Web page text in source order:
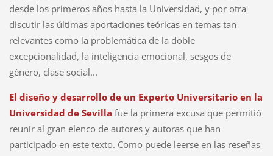
desde los primeros años hasta la Universidad, y por otra
discutir las últimas aportaciones teóricas en temas tan
relevantes como la problemática de la doble
excepcionalidad, la inteligencia emocional, sesgos de
género, clase social...
El diseño y desarrollo de un Experto Universitario en la
Universidad de Sevilla fue la primera excusa que permitió
reunir al gran elenco de autores y autoras que han
participado en este texto. Como puede leerse en las reseñas